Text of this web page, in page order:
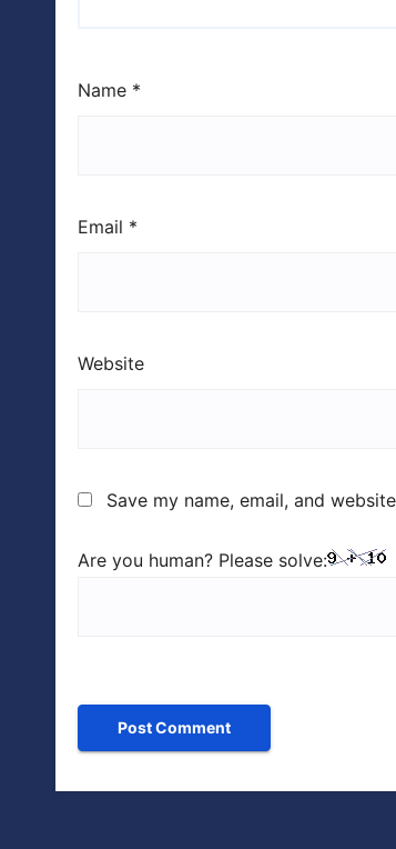
Name *
Email *
Website
Save my name, email, and
Are you human? Please solve: